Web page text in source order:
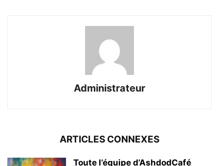
Administrateur
ARTICLES CONNEXES
Toute l’équipe d’AshdodCafé